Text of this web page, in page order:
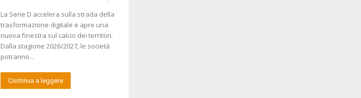
La Serie D accelera sulla strada della
trasformazione digitale e apre una
nuova finestra sul calcio dei territori.
Dalla stagione 2026/2027, le società
potranno...
Continua a leggere